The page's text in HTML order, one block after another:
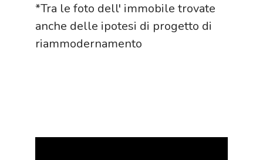
*Tra le foto dell' immobile trovate
anche delle ipotesi di progetto di
riammodernamento